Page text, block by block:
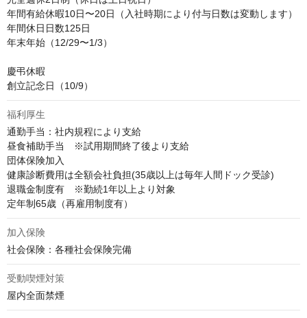
年間有給休暇10日〜20日（入社時期により付与日数は変動します）
年間休日日数125日
年末年始（12/29〜1/3）
慶弔休暇
創立記念日（10/9）
福利厚生
通勤手当：社内規程により支給
昼食補助手当　※試用期間終了後より支給
団体保険加入
健康診断費用は全額会社負担(35歳以上は毎年人間ドック受診)
退職金制度有　※勤続1年以上より対象
定年制65歳（再雇用制度有）
加入保険
社会保険：各種社会保険完備
受動喫煙対策
屋内全面禁煙